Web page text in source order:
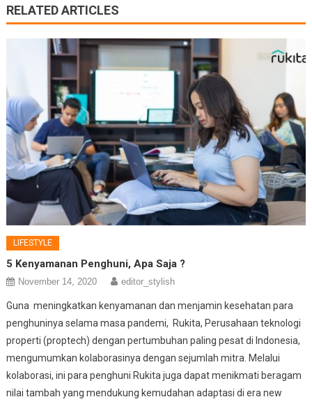
RELATED ARTICLES
LIFESTYLE
5 Kenyamanan Penghuni, Apa Saja ?
November 14, 2020 editor_stylish
Guna meningkatkan kenyamanan dan menjamin kesehatan para
penghuninya selama masa pandemi, Rukita, Perusahaan teknologi
properti (proptech) dengan pertumbuhan paling pesat di Indonesia,
mengumumkan kolaborasinya dengan sejumlah mitra. Melalui
kolaborasi, ini para penghuni Rukita juga dapat menikmati beragam
nilai tambah yang mendukung kemudahan adaptasi di era new